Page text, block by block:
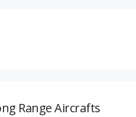
Range Aircrafts